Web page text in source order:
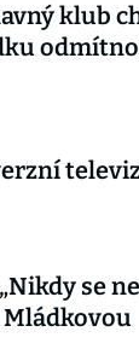
klub
se